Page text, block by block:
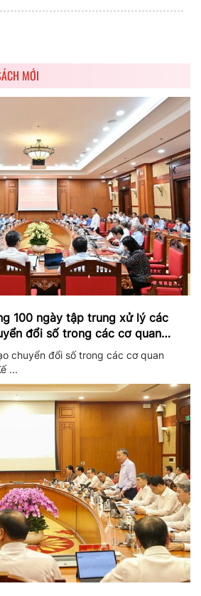
MỚI
100 ngày tập trung xử lý các
đổi số trong các cơ quan
chuyển đổi số trong các cơ quan
...